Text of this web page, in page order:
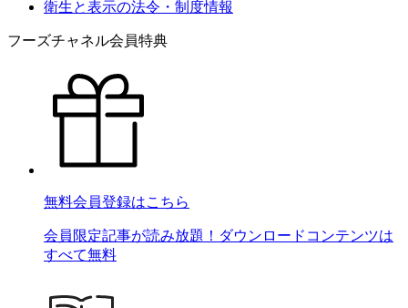
衛生と表示の法令・制度情報
フーズチャネル会員特典
無料会員登録はこちら
会員限定記事が読み放題！ダウンロードコンテンツは
すべて無料